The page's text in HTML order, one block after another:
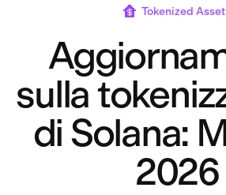
Tokenized
sulla
di Solana:
2026